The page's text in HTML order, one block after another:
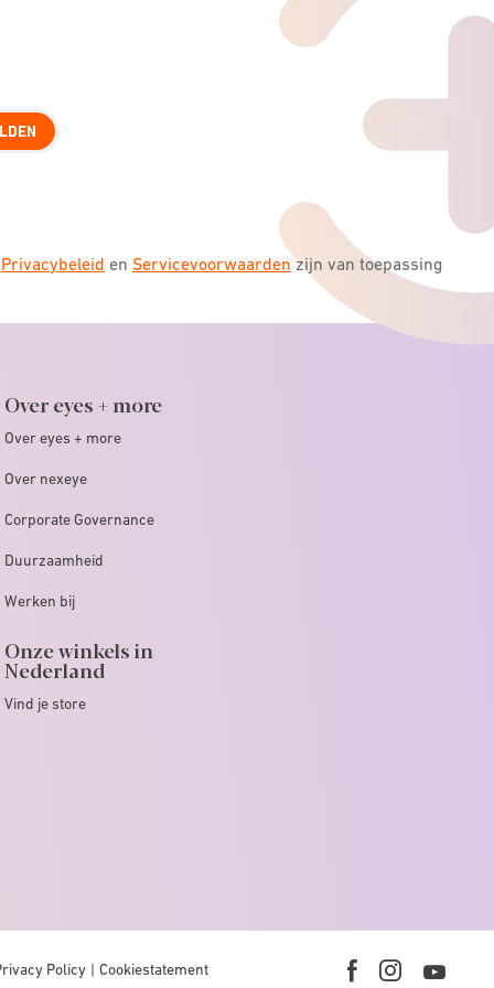
Privacybeleid en Servicevoorwaardenzijn van toepassing
Over eyes + more
Over eyes + more
Over nexeye
Corporate Governance
Duurzaamheid
Werken bij
Onze winkels in
Nederland
Vind je store
Policy Cookiestatement